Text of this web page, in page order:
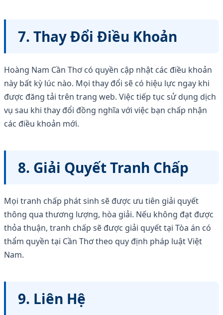
7. Thay Đổi Điều Khoản
Hoàng Nam Cần Thơ có quyền cập nhật các điều khoản
này bất kỳ lúc nào. Mọi thay đổi sẽ có hiệu lực ngay khi
được đăng tải trên trang web. Việc tiếp tục sử dụng dịch
vụ sau khi thay đổi đồng nghĩa với việc bạn chấp nhận
các điều khoản mới.
8. Giải Quyết Tranh Chấp
Mọi tranh chấp phát sinh sẽ được ưu tiên giải quyết
thông qua thương lượng, hòa giải. Nếu không đạt được
thỏa thuận, tranh chấp sẽ được giải quyết tại Tòa án có
thẩm quyền tại Cần Thơ theo quy định pháp luật Việt
Nam.
9. Liên Hệ